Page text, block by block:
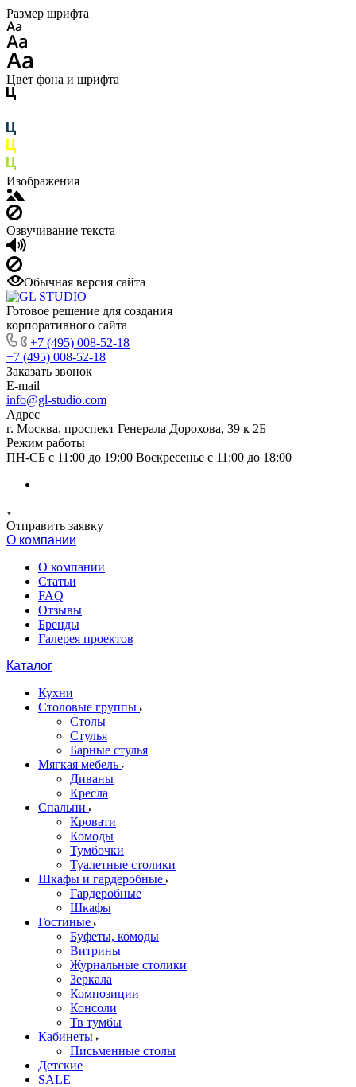
Размер шрифта
Цвет фона и шрифта
Изображения
Озвучивание текста
Обычная версия сайта
Готовое решение для создания
корпоративного сайта
+7 (495) 008-52-18
+7 (495) 008-52-18
Заказать звонок
E-mail
info@gl-studio.com
Адрес
г. Москва, проспект Генерала Дорохова, 39 к 2Б
Режим работы
ПН-СБ с 11:00 до 19:00 Воскресенье с 11:00 до 18:00
Отправить заявку
О компании
О компании
Статьи
FAQ
Отзывы
Бренды
Галерея проектов
Каталог
Кухни
Столовые группы
Столы
Стулья
Барные стулья
Мягкая мебель
Диваны
Кресла
Спальни
Кровати
Комоды
Тумбочки
Туалетные столики
Шкафы и гардеробные
Гардеробные
Шкафы
Гостиные
Буфеты, комоды
Витрины
Журнальные столики
Зеркала
Композиции
Консоли
Тв тумбы
Кабинеты
Письменные столы
Детские
SALE